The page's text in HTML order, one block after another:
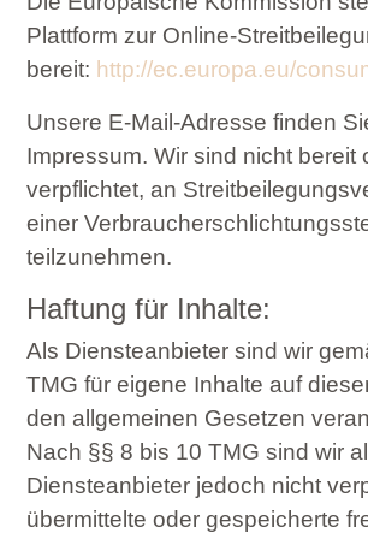
Plattform zur Online-
bereit: http://ec.europa.eu/
Unsere E-Mail-Adresse finden
Impressum.Wir sind nicht bereit
verpflichtet, an
einer
teilzunehmen.
Haftung für Inhalte:
Als Diensteanbieter sind wir
TMG für eigene Inhalte auf
den allgemeinen Gesetzen
Nach §§ 8 bis 10 TMG sind wir
Diensteanbieter jedoch nicht
übermittelte oder gespeicherte